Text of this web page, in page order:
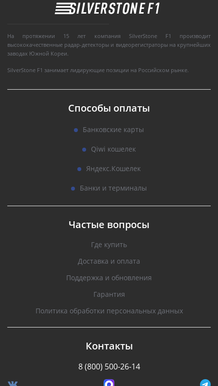
На протяжении 15 лет компания SilverStone F1 производит
высококачественные радар-детекторы и видеорегистраторы на крупнейших
заводах Южной Кореи.
SilverStone F1 занимает лидирующие позиции на Российском рынке.
Способы оплаты
Банковские карты
Qiwi кошелек
Яндекс.Кошелек
Банки и терминалы
Частые вопросы
Где купить
Доставка и оплата
Поддержка и обновления
Гарантия
Политика обработки персональных данных
Контакты
8 (800) 500-26-14